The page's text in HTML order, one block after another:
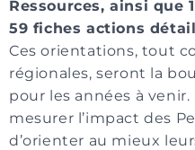
Ressources, ainsi que
59 fiches actions
Ces orientations, tout
régionales, seront la
pour les années à
mesurer l’impact des
d’orienter au mieux